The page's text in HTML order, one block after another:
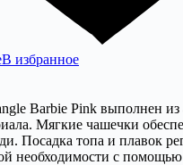
В избранное
Barbie Pink выполнен
Мягкие чашечки
Посадка топа и плавок
необходимости с помощью